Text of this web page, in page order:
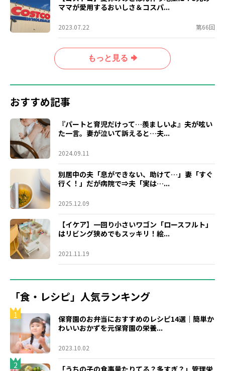
ママが愛用するおいしさ＆コスパ...
2023.07.22 第66回
もっと見る
おすすめ記事
『パートと育児だけって…羨ましいよ』夫が呟い
た一言。妻が泣いて訴えると…夫...
2024.09.11
別居中の夫「息ができない、助けて…」妻「すぐ
行く！」だが病院で⇒夫「実は…...
2025.12.09
【イケア】一回り小さいワゴン「ロースフルト」
はリビング狭めでもスッキリ！絵...
2021.11.19
「食・レシピ」人気ランキング
1
保育園のお弁当におすすめのレシピ14選｜簡単か
わいいおかずを元保育園の栄養...
2023.10.02
2
「うちの子の食事量たりてる？多すぎ？」管理栄